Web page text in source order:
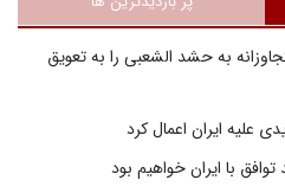
به حشد الشعبی را به تعویق
علیه ایران اعمال کرد
با ایران خواهیم بود